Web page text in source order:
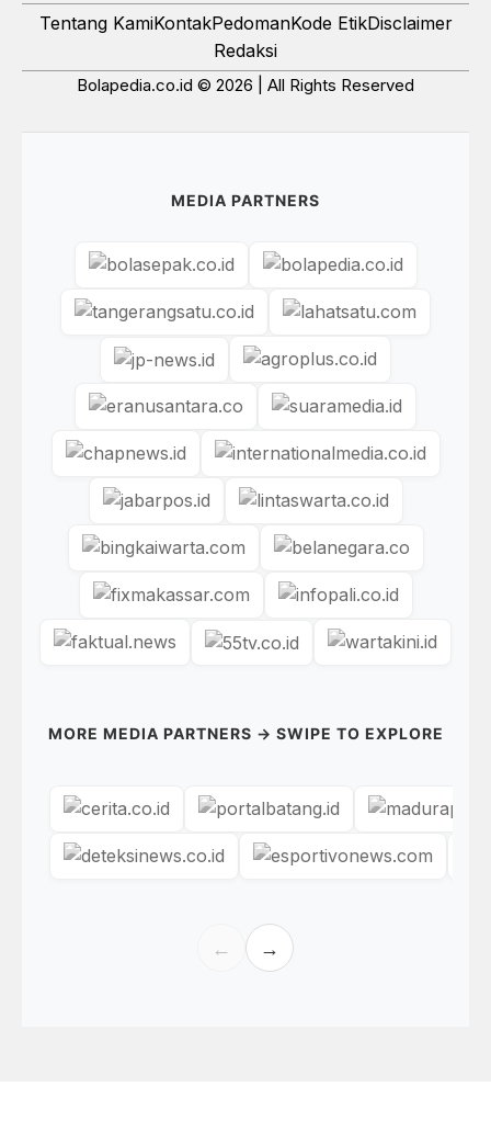
Tentang KamiKontakPedomanKode EtikDisclaimer
Redaksi
Bolapedia.co.id © 2026 | All Rights Reserved
MEDIA PARTNERS
MORE MEDIA PARTNERS → SWIPE TO EXPLORE
← →